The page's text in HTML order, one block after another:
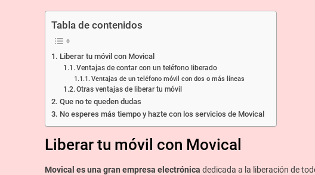
Tabla de contenidos
Liberar tu móvil con Movical
Ventajas de contar con un teléfono liberado
Ventajas de un teléfono móvil con dos o más líneas
Otras ventajas de liberar tu móvil
Que no te queden dudas
No esperes más tiempo y hazte con los servicios de Movical
Liberar tu móvil con Movical
Movical es una gran empresa electrónica dedicada a la liberación de